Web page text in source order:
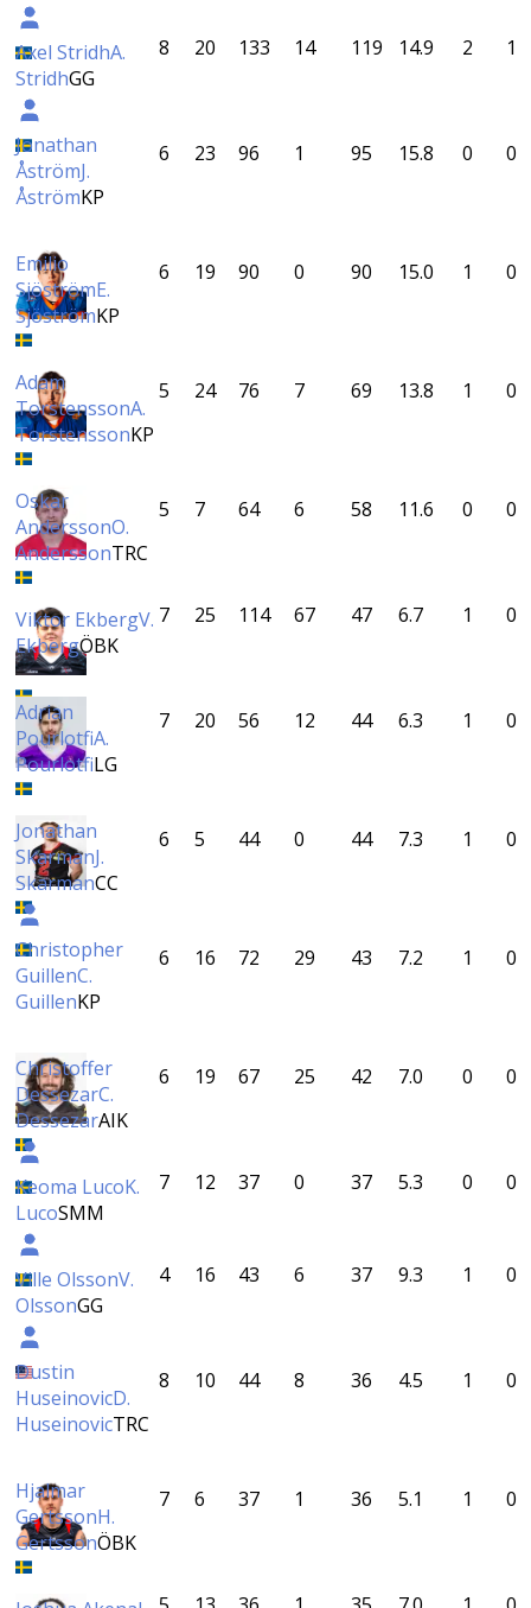
Axel StridhA.
StridhGG
8 20 133 14 119 14.9 2 1
Jonathan
ÅströmJ.
ÅströmKP
6 23 96 1 95 15.8 0 0
Emilio
SjöströmE.
SjöströmKP
6 19 90 0 90 15.0 1 0
Adam
TorstenssonA.
TorstenssonKP
5 24 76 7 69 13.8 1 0
Oskar
AnderssonO.
AnderssonTRC
5 7 64 6 58 11.6 0 0
Viktor EkbergV.
EkbergÖBK
7 25 114 67 47 6.7 1 0
Adrian
PourlotfiA.
PourlotfiLG
7 20 56 12 44 6.3 1 0
Jonathan
SkarmanJ.
SkarmanCC
6 5 44 0 44 7.3 1 0
Christopher
GuillenC.
GuillenKP
6 16 72 29 43 7.2 1 0
Christoffer
DessezarC.
DessezarAIK
6 19 67 25 42 7.0 0 0
Keoma LucoK.
LucoSMM
7 12 37 0 37 5.3 0 0
Ville OlssonV.
OlssonGG
4 16 43 6 37 9.3 1 0
Dustin
HuseinovicD.
HuseinovicTRC
8 10 44 8 36 4.5 1 0
Hjalmar
GertssonH.
GertssonÖBK
7 6 37 1 36 5.1 1 0